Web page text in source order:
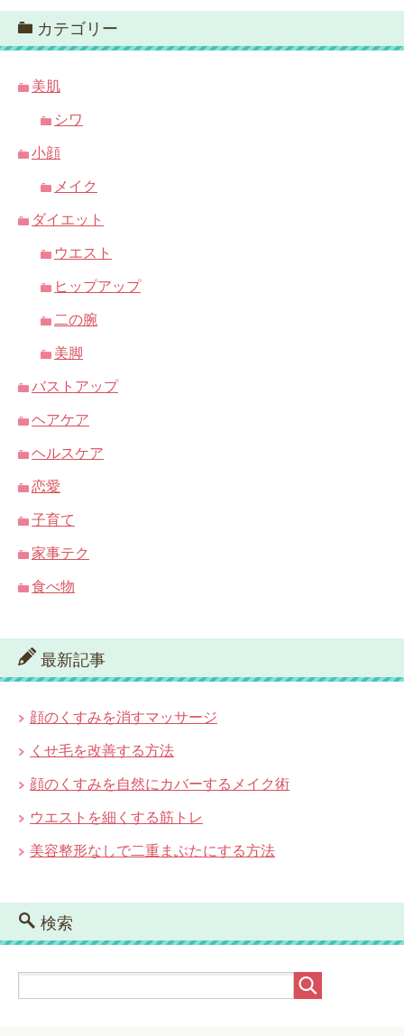
カテゴリー
美肌
シワ
小顔
メイク
ダイエット
ウエスト
ヒップアップ
二の腕
美脚
バストアップ
ヘアケア
ヘルスケア
恋愛
子育て
家事テク
食べ物
最新記事
顔のくすみを消すマッサージ
くせ毛を改善する方法
顔のくすみを自然にカバーするメイク術
ウエストを細くする筋トレ
美容整形なしで二重まぶたにする方法
検索